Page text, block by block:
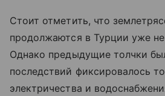
Стоит отметить, что
продолжаются в Турции уже
Однако предыдущие толчки
последствий фиксировалось
электричества и